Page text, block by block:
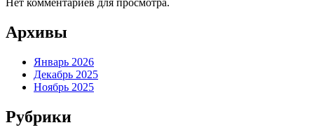
Нет комментариев для просмотра.
Архивы
Январь 2026
Декабрь 2025
Ноябрь 2025
Рубрики